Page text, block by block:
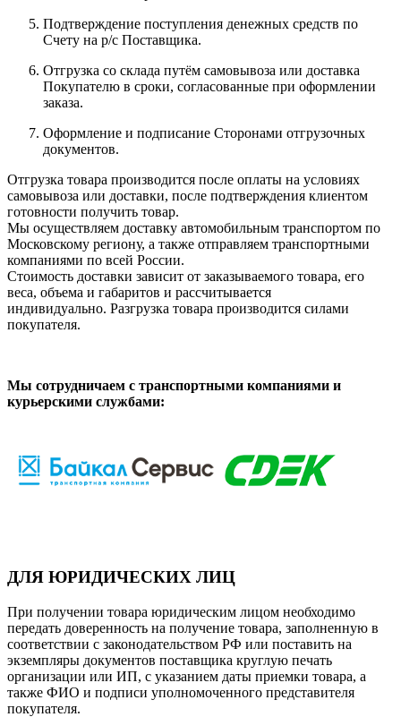
Подтверждение поступления денежных средств по
Счету на р/с Поставщика.
Отгрузка со склада путём самовывоза или доставка
Покупателю в сроки, согласованные при оформлении
заказа.
Оформление и подписание Сторонами отгрузочных
документов.
Отгрузка товара производится после оплаты на условиях
самовывоза или доставки, после подтверждения клиентом
готовности получить товар.
Мы осуществляем доставку автомобильным транспортом по
Московскому региону, а также отправляем транспортными
компаниями по всей России.
Стоимость доставки зависит от заказываемого товара, его
веса, объема и габаритов и рассчитывается
индивидуально. Разгрузка товара производится силами
покупателя.
Мы сотрудничаем с транспортными компаниями и
курьерскими службами:
ДЛЯ ЮРИДИЧЕСКИХ ЛИЦ
При получении товара юридическим лицом необходимо
передать доверенность на получение товара, заполненную в
соответствии с законодательством РФ или поставить на
экземпляры документов поставщика круглую печать
организации или ИП, с указанием даты приемки товара, а
также ФИО и подписи уполномоченного представителя
покупателя.